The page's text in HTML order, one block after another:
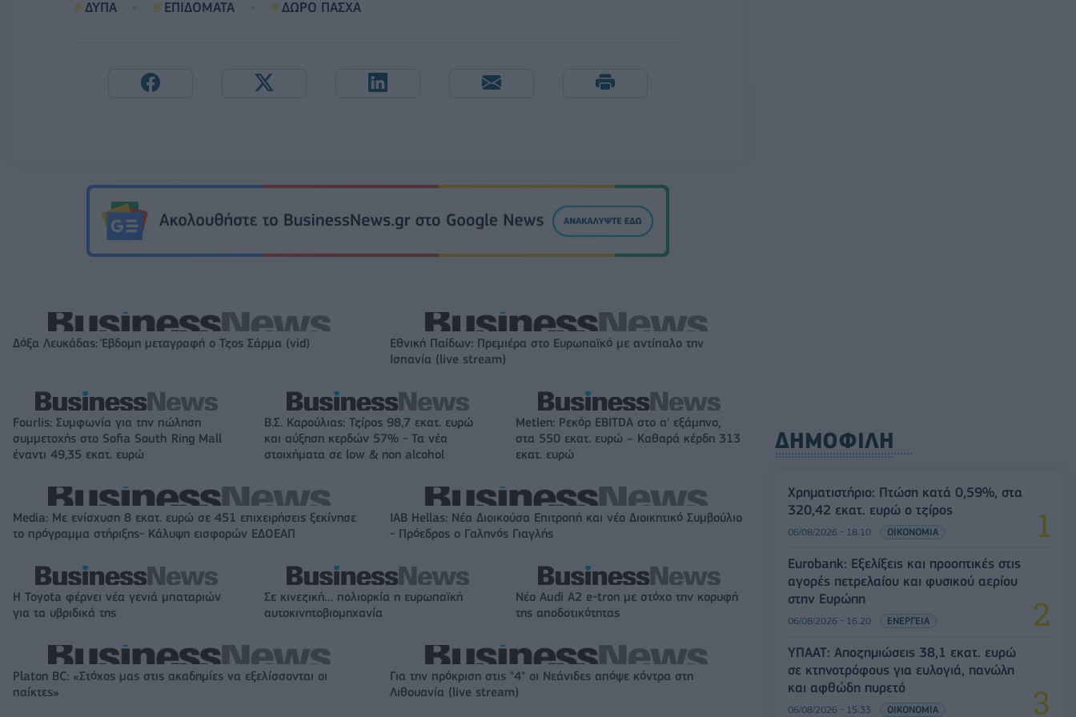
ΔΥΠΑ ΕΠΙΔΟΜΑΤΑ ΔΩΡΟ ΠΑΣΧΑ
Δόξα Λευκάδας: Έβδομη μεταγραφή ο Τζος Σάρμα (vid)
Εθνική Παίδων: Πρεμιέρα στο Ευρωπαϊκό με αντίπαλο την
Ισπανία (live stream)
Fourlis: Συμφωνία για την πώληση
συμμετοχής στο Sofia South Ring Mall
έναντι 49,35 εκατ. ευρώ
Β.Σ. Καρούλιας: Τζίρος 98,7 εκατ. ευρώ
και αύξηση κερδών 57% - Τα νέα
στοιχήματα σε low & non alcohol
Metlen: Ρεκόρ EBITDA στο α' εξάμηνο,
στα 550 εκατ. ευρώ – Καθαρά κέρδη 313
εκατ. ευρώ
Media: Με ενίσχυση 8 εκατ. ευρώ σε 451 επιχειρήσεις ξεκίνησε
το πρόγραμμα στήριξης- Κάλυψη εισφορών ΕΔΟΕΑΠ
IAB Hellas: Νέα Διοικούσα Επιτροπή και νέο Διοικητικό Συμβούλιο
- Πρόεδρος ο Γαληνός Γιαγλής
Η Toyota φέρνει νέα γενιά μπαταριών
για τα υβριδικά της
Σε κινεζική… πολιορκία η ευρωπαϊκή
αυτοκινητοβιομηχανία
Νέο Audi A2 e-tron με στόχο την κορυφή
της αποδοτικότητας
Platon BC: «Στόχος μας στις ακαδημίες να εξελίσσονται οι
παίκτες»
Για την πρόκριση στις "4" οι Νεάνιδες απόψε κόντρα στη
Λιθουανία (live stream)
ΔΗΜΟΦΙΛΗ
Χρηματιστήριο: Πτώση κατά 0,59%, στα
320,42 εκατ. ευρώ ο τζίρος
06/08/2026 - 18:10 ΟΙΚΟΝΟΜΙΑ
Eurobank: Εξελίξεις και προοπτικές στις
αγορές πετρελαίου και φυσικού αερίου
στην Ευρώπη
06/08/2026 - 16:20 ΕΝΕΡΓΕΙΑ
ΥΠΑΑΤ: Αποζημιώσεις 38,1 εκατ. ευρώ
σε κτηνοτρόφους για ευλογιά, πανώλη
και αφθώδη πυρετό
06/08/2026 - 15:33 ΟΙΚΟΝΟΜΙΑ